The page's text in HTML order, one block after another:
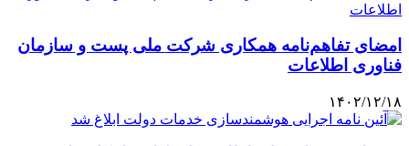
امضای تفاهم‌نامه همکاری شرکت ملی پست و سازمان
فناوری اطلاعات
۱۴۰۲/۱۲/۱۸